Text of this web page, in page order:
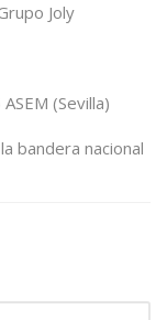
Joly
(Sevilla)
bandera nacional